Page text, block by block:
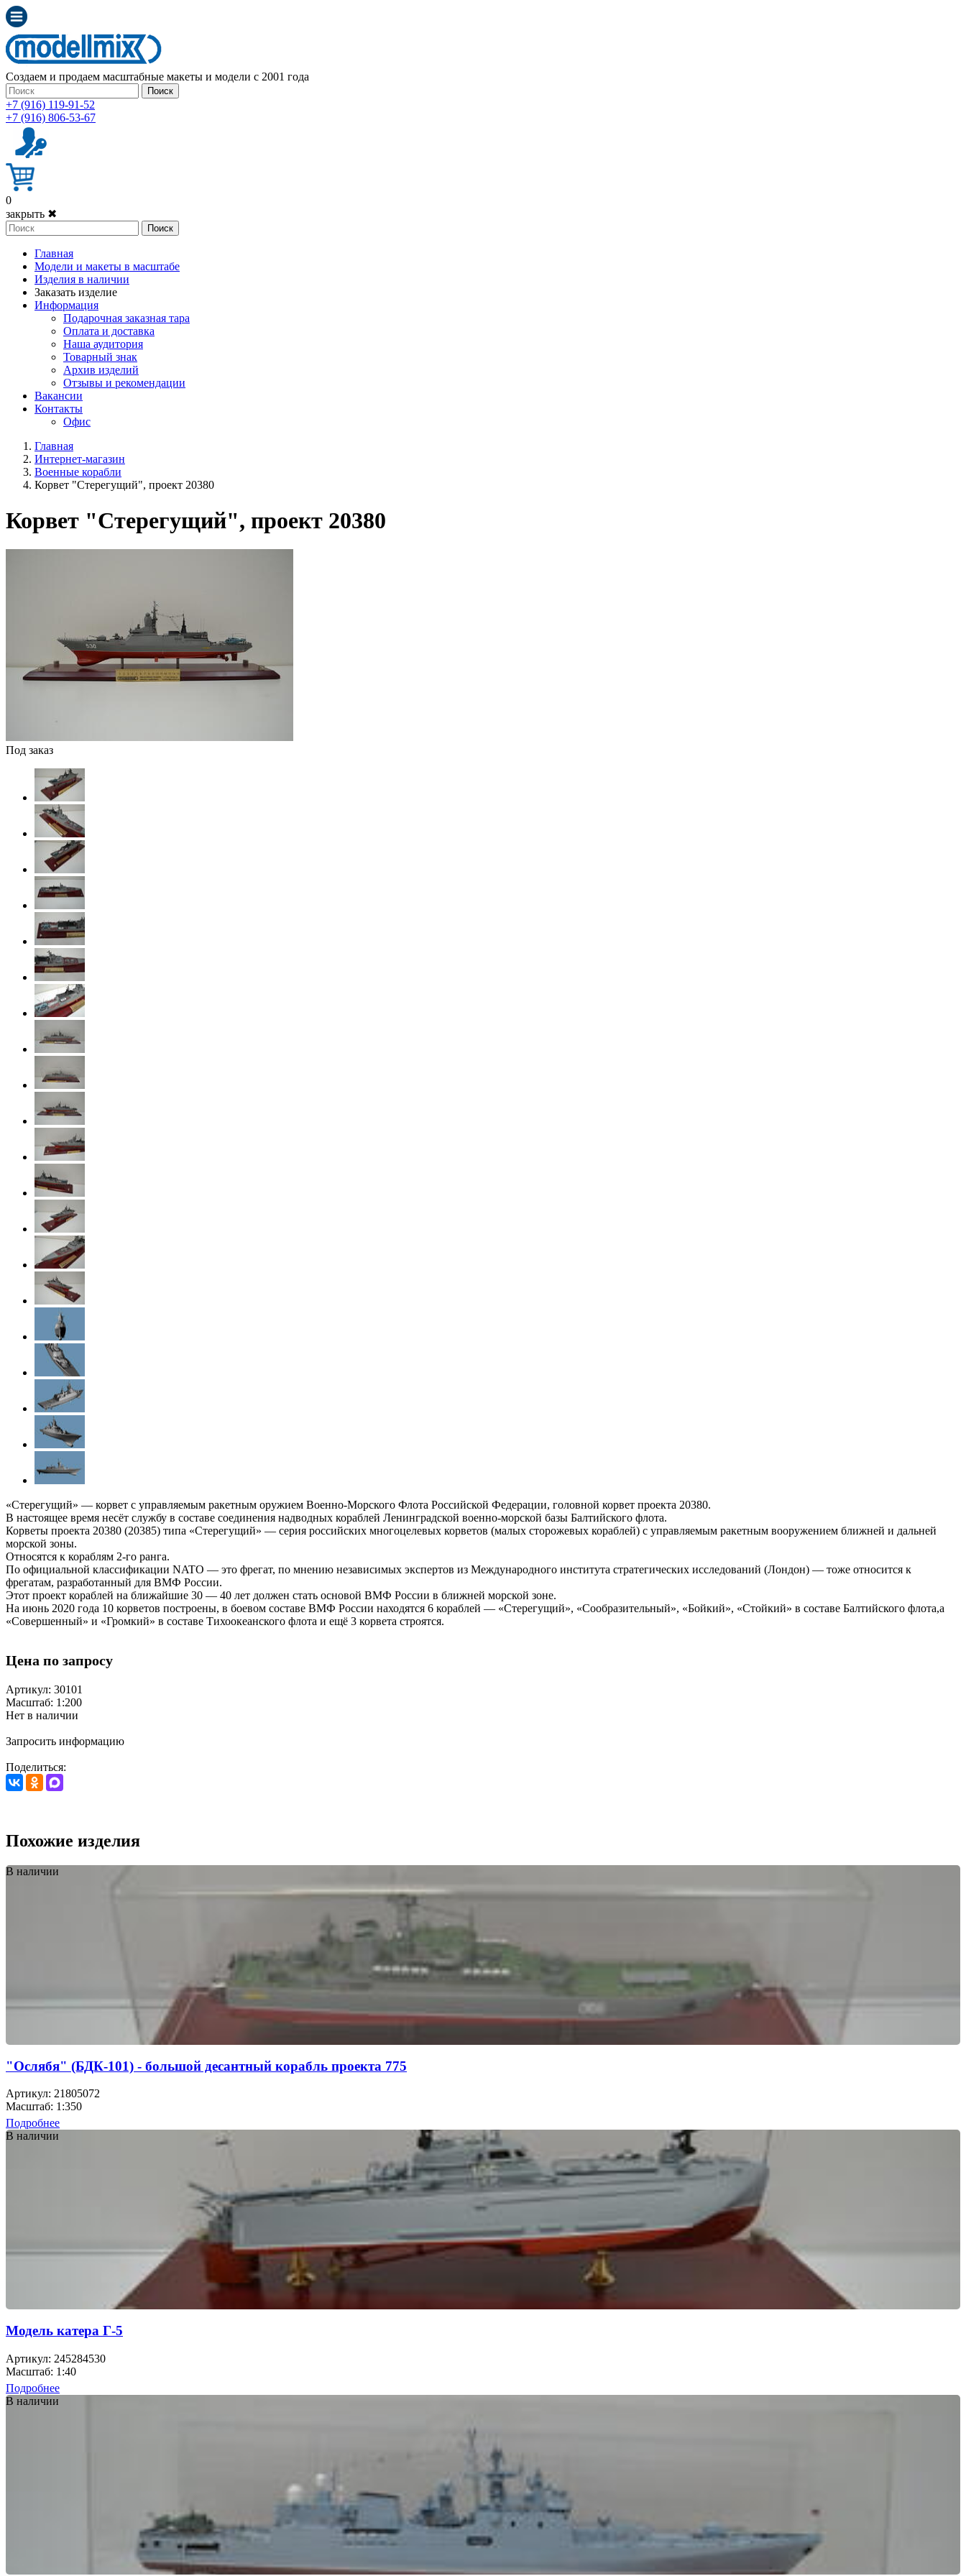
Создаем и продаем масштабные макеты и модели с 2001 года
Поиск
+7 (916) 119-91-52
+7 (916) 806-53-67
0
закрыть ✖
Поиск
Главная
Модели и макеты в масштабе
Изделия в наличии
Заказать изделие
Информация
Подарочная заказная тара
Оплата и доставка
Наша аудитория
Товарный знак
Архив изделий
Отзывы и рекомендации
Вакансии
Контакты
Офис
Главная
Интернет-магазин
Военные корабли
Корвет "Стерегущий", проект 20380
Корвет "Стерегущий", проект 20380
Под заказ
«Стерегущий» — корвет с управляемым ракетным оружием Военно-Морского Флота Российской Федерации, головной корвет проекта 20380.
В настоящее время несёт службу в составе соединения надводных кораблей Ленинградской военно-морской базы Балтийского флота.
Корветы проекта 20380 (20385) типа «Стерегущий» — серия российских многоцелевых корветов (малых сторожевых кораблей) с управляемым ракетным вооружением ближней и дальней
морской зоны.
Относятся к кораблям 2-го ранга.
По официальной классификации NATO — это фрегат, по мнению независимых экспертов из Международного института стратегических исследований (Лондон) — тоже относится к
фрегатам, разработанный для ВМФ России.
Этот проект кораблей на ближайшие 30 — 40 лет должен стать основой ВМФ России в ближней морской зоне.
На июнь 2020 года 10 корветов построены, в боевом составе ВМФ России находятся 6 кораблей — «Стерегущий», «Сообразительный», «Бойкий», «Стойкий» в составе Балтийского флота,а
«Совершенный» и «Громкий» в составе Тихоокеанского флота и ещё 3 корвета строятся.
Цена по запросу
Артикул: 30101
Масштаб: 1:200
Нет в наличии
Запросить информацию
Поделиться:
Похожие изделия
В наличии
"Ослябя" (БДК-101) - большой десантный корабль проекта 775
Артикул: 21805072
Масштаб: 1:350
Подробнее
В наличии
Модель катера Г-5
Артикул: 245284530
Масштаб: 1:40
Подробнее
В наличии